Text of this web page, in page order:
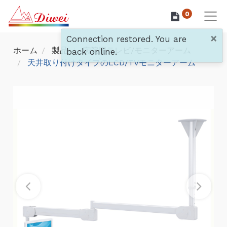
0
ホーム 製品
病院用テレビ/モニターアーム
天井取り付けタイプのLCD/TVモニターアーム
×
Connection restored. You are
back online.